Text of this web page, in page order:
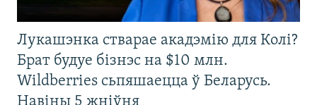
Лукашэнка стварае акадэмію для Колі?
Брат будуе бізнэс на $10 млн.
Wildberries сьпяшаецца ў Беларусь.
Навіны 5 жніўня